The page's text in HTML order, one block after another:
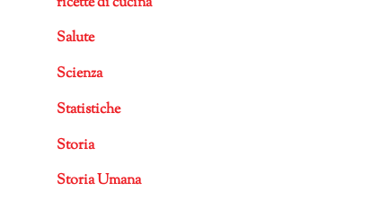
Salute
Scienza
Statistiche
Storia
Storia Umana